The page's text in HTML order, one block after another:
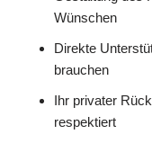
Wünschen
Direkte
brauchen
Ihr privater
respektiert